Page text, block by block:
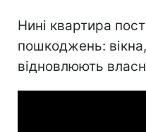
Нині квартира
пошкоджень:
відновлюють